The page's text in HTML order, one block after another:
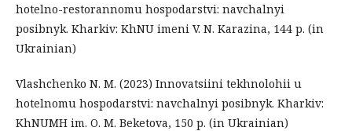
hotelno-restorannomu hospodarstvi: navchalnyi
posibnyk. Kharkiv: KhNU imeni V. N. Karazina, 144 p. (in
Ukrainian)
Vlashchenko N. M. (2023) Innovatsiini tekhnolohii u
hotelnomu hospodarstvi: navchalnyi posibnyk. Kharkiv:
KhNUMH im. O. M. Beketova, 150 p. (in Ukrainian)